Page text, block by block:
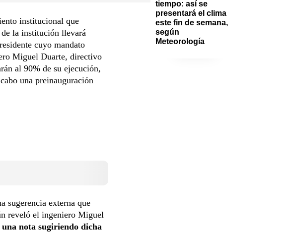
tiempo: así se
presentará el clima
este fin de semana,
según
Meteorología
institucional que
la institución llevará
cuyo mandato
Miguel Duarte, directivo
al 90% de su ejecución,
una preinauguración
sugerencia externa que
reveló el ingeniero Miguel
nota sugiriendo dicha